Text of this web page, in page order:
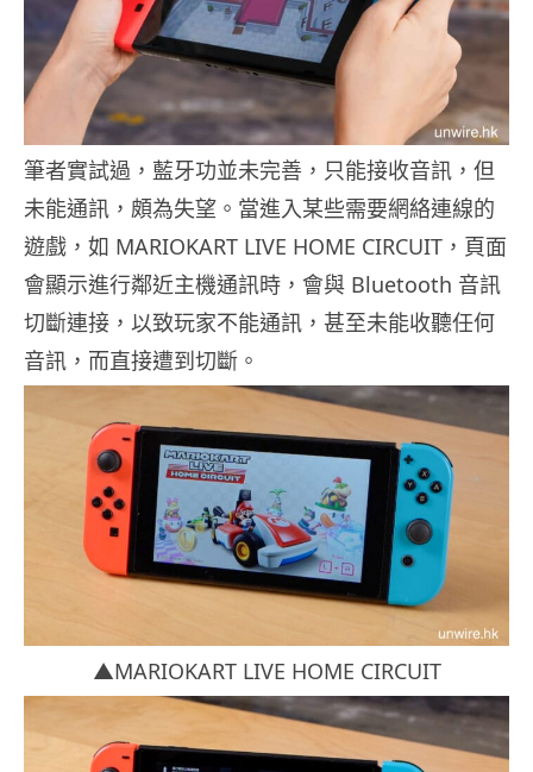
筆者實試過，藍牙功並未完善，只能接收音訊，但
未能通訊，頗為失望。當進入某些需要網絡連線的
遊戲，如 MARIOKART LIVE HOME CIRCUIT，頁面
會顯示進行鄰近主機通訊時，會與 Bluetooth 音訊
切斷連接，以致玩家不能通訊，甚至未能收聽任何
音訊，而直接遭到切斷。
▲MARIOKART LIVE HOME CIRCUIT